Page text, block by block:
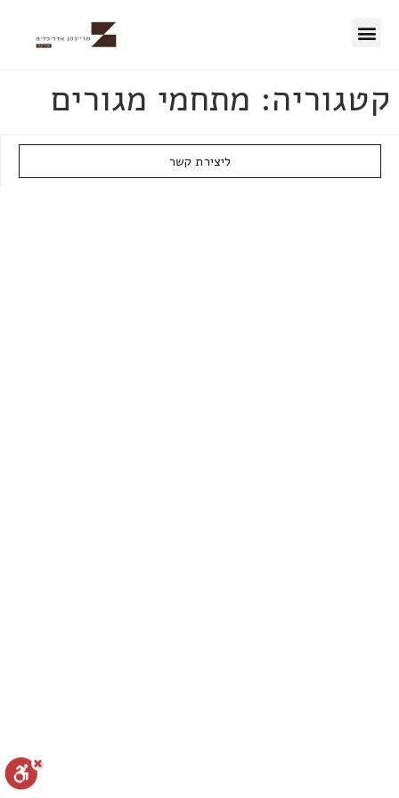
קטגוריה: מתחמי מגורים
ליצירת קשר